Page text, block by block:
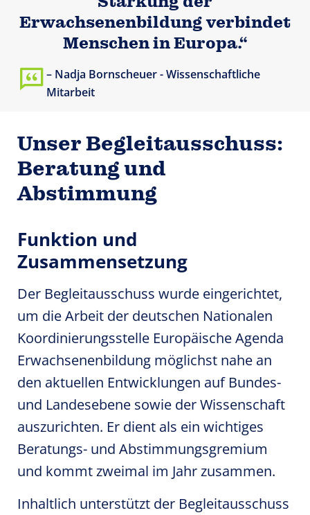
Erwachsenenbildung verbindet
Menschen in Europa.“
Nadja Bornscheuer - Wissenschaftliche
Mitarbeit
Unser Begleitausschuss:
Beratung und
Abstimmung
Funktion und
Zusammensetzung
Der Begleitausschuss wurde eingerichtet,
um die Arbeit der deutschen Nationalen
Koordinierungsstelle Europäische Agenda
Erwachsenenbildung möglichst nahe an
den aktuellen Entwicklungen auf Bundes-
und Landesebene sowie der Wissenschaft
auszurichten. Er dient als ein wichtiges
Beratungs- und Abstimmungsgremium
und kommt zweimal im Jahr zusammen.
Inhaltlich unterstützt der Begleitausschuss